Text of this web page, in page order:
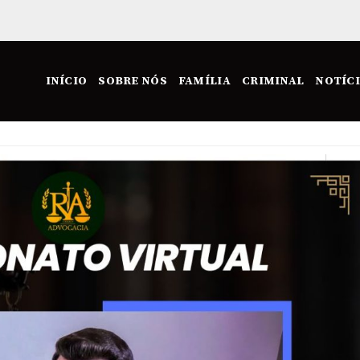
INÍCIO SOBRE NÓS FAMÍLIA CRIMINAL